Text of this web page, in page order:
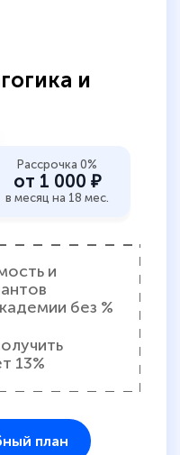
и
Рассрочка 0%
от 1 000 ₽
в месяц на 18 мес.
и
без %
13%
план